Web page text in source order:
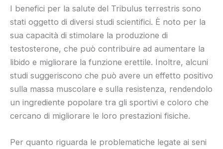
I benefici per la salute del Tribulus terrestris sono
stati oggetto di diversi studi scientifici. È noto per la
sua capacità di stimolare la produzione di
testosterone, che può contribuire ad aumentare la
libido e migliorare la funzione erettile. Inoltre, alcuni
studi suggeriscono che può avere un effetto positivo
sulla massa muscolare e sulla resistenza, rendendolo
un ingrediente popolare tra gli sportivi e coloro che
cercano di migliorare le loro prestazioni fisiche.
Per quanto riguarda le problematiche legate ai seni